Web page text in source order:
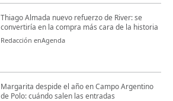
Thiago Almada nuevo refuerzo de River: se
convertiría en la compra más cara de la historia
Redacción enAgenda
Margarita despide el año en Campo Argentino
de Polo: cuándo salen las entradas